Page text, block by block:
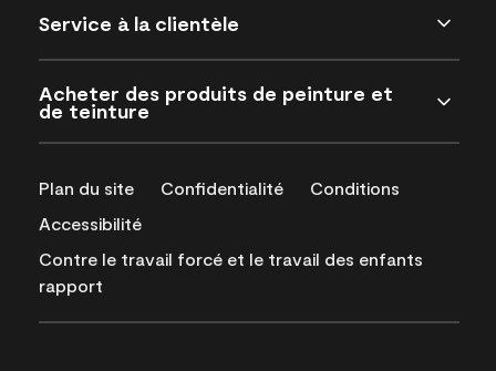
Service à la clientèle
Acheter des produits de peinture et
de teinture
Plan du site Confidentialité
Conditions
Accessibilité
Contre le travail forcé et le travail des enfants
rapport